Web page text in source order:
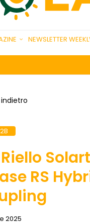
NEWSLETTER
RS
2025